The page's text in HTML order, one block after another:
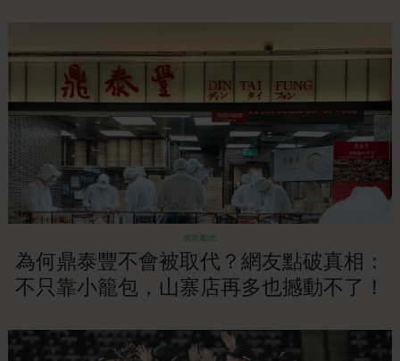
成功勵志
為何鼎泰豐不會被取代？網友點破真相：
不只靠小籠包，山寨店再多也撼動不了！